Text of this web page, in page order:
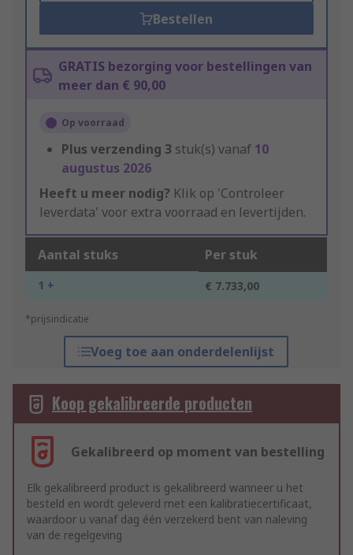
Bestellen
GRATIS bezorging voor bestellingen van
meer dan € 90,00
Op voorraad
Plus verzending 3 stuk(s) vanaf 10
augustus 2026
Heeft u meer nodig? Klik op 'Controleer
leverdata' voor extra voorraad en levertijden.
Aantal stuks Per stuk
1 + € 7.733,00
*prijsindicatie
Voeg toe aan onderdelenlijst
Koop gekalibreerde producten
Gekalibreerd op moment van bestelling
Elk gekalibreerd product is gekalibreerd wanneer u het
besteld en wordt geleverd met een kalibratiecertificaat,
waardoor u vanaf dag één verzekerd bent van naleving
van de regelgeving